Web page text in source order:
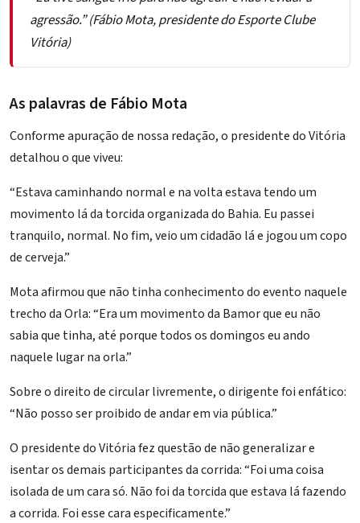
agressão.” (Fábio Mota, presidente do Esporte Clube
Vitória)
As palavras de Fábio Mota
Conforme apuração de nossa redação, o presidente do Vitória
detalhou o que viveu:
“Estava caminhando normal e na volta estava tendo um
movimento lá da torcida organizada do Bahia. Eu passei
tranquilo, normal. No fim, veio um cidadão lá e jogou um copo
de cerveja.”
Mota afirmou que não tinha conhecimento do evento naquele
trecho da Orla: “Era um movimento da Bamor que eu não
sabia que tinha, até porque todos os domingos eu ando
naquele lugar na orla.”
Sobre o direito de circular livremente, o dirigente foi enfático:
“Não posso ser proibido de andar em via pública.”
O presidente do Vitória fez questão de não generalizar e
isentar os demais participantes da corrida: “Foi uma coisa
isolada de um cara só. Não foi da torcida que estava lá fazendo
a corrida. Foi esse cara especificamente.”